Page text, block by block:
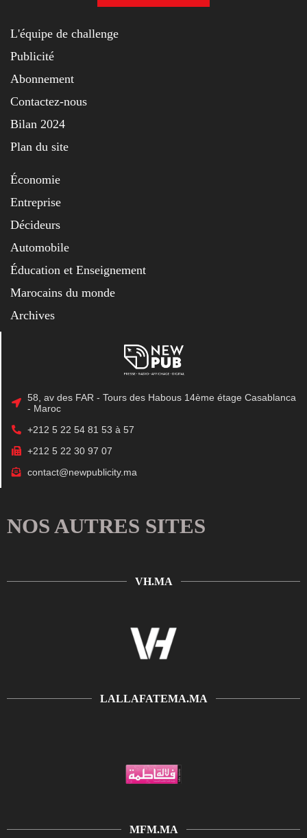
L'équipe de challenge
Publicité
Abonnement
Contactez-nous
Bilan 2024
Plan du site
Économie
Entreprise
Décideurs
Automobile
Éducation et Enseignement
Marocains du monde
Archives
58, av des FAR - Tours des Habous 14ème étage Casablanca
- Maroc
+212 5 22 54 81 53 à 57
+212 5 22 30 97 07
contact@newpublicity.ma
NOS AUTRES SITES
VH.MA
LALLAFATEMA.MA
MFM.MA